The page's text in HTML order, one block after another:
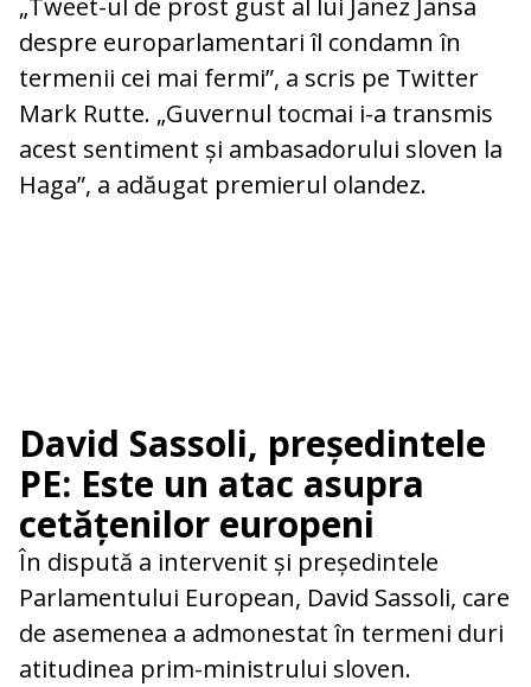
„Tweet-ul de prost gust al lui Janez Jansa
despre europarlamentari îl condamn în
termenii cei mai fermi”, a scris pe Twitter
Mark Rutte. „Guvernul tocmai i-a transmis
acest sentiment și ambasadorului sloven la
Haga”, a adăugat premierul olandez.
David Sassoli, președintele
PE: Este un atac asupra
cetățenilor europeni
În dispută a intervenit și președintele
Parlamentului European, David Sassoli, care
de asemenea a admonestat în termeni duri
atitudinea prim-ministrului sloven.